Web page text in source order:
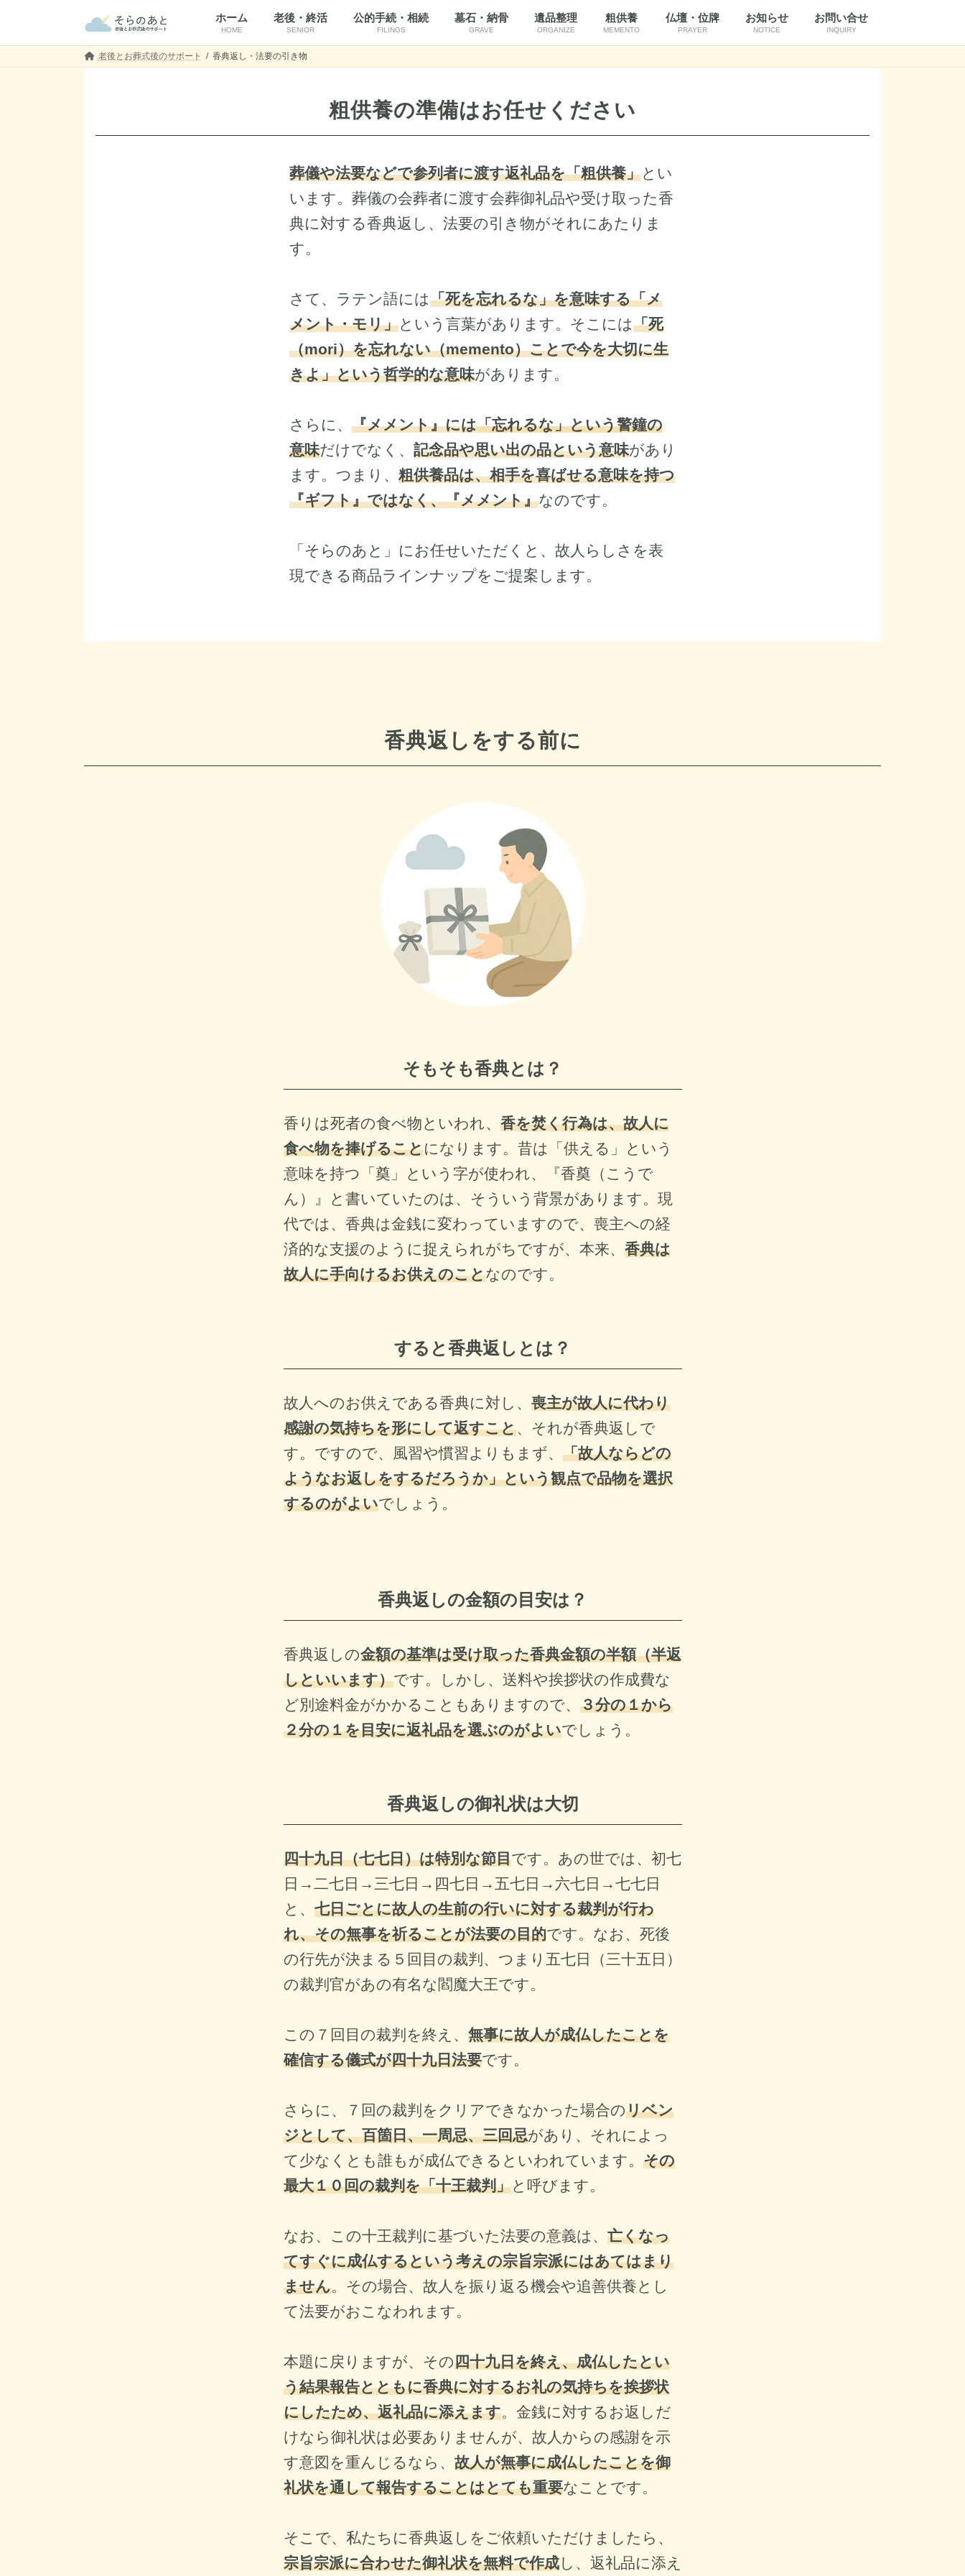
ホーム
HOME
老後・終活
SENIOR
公的手続・相続
FILINGS
墓石・納骨
GRAVE
遺品整理
ORGANIZE
粗供養
MEMENTO
仏壇・位牌
PRAYER
お知らせ
NOTICE
お問い合せ
INQUIRY
老後とお葬式後のサポート 香典返し・法要の引き物
粗供養の準備はお任せください
葬儀や法要などで参列者に渡す返礼品を「粗供養」とい
います。葬儀の会葬者に渡す会葬御礼品や受け取った香
典に対する香典返し、法要の引き物がそれにあたりま
す。
さて、 ラテン語には「死を忘れるな」を意味する「メ
メント・モリ」という言葉があります。そこには「死
（mori）を忘れない（memento）ことで今を大切に生
きよ」という哲学的な意味があります。
さらに、 『メメント』には「忘れるな」という警鐘の
意味だけでなく、 記念品や思い出の品という意味があり
ます。つまり、 粗供養品は、相手を喜ばせる意味を持つ
『ギフト』ではなく、『メメント』なのです。
「そらのあと」にお任せいただくと、故人らしさを表
現できる商品ラインナップをご提案します。
香典返しをする前に
そもそも香典とは？
香りは死者の食べ物といわれ、 香を焚く行為は、故人に
食べ物を捧げることになります。昔は「供える」という
意味を持つ「奠」という字が使われ、『香奠（こうで
ん）』と書いていたのは、そういう背景があります。現
代では、香典は金銭に変わっていますので、喪主への経
済的な支援のように捉えられがちですが、本来、 香典は
故人に手向けるお供えのことなのです。
すると香典返しとは？
故人へのお供えである香典に対し、 喪主が故人に代わり
感謝の気持ちを形にして返すこと、それが香典返しで
す。ですので、風習や慣習よりもまず、 「故人ならどの
ようなお返しをするだろうか」という観点で品物を選択
するのがよいでしょう。
香典返しの金額の目安は？
香典返しの金額の基準は受け取った香典金額の半額（半返
しといいます）です。しかし、送料や挨拶状の作成費な
ど別途料金がかかることもありますので、 ３分の１から
２分の１を目安に返礼品を選ぶのがよいでしょう。
香典返しの御礼状は大切
四十九日（七七日）は特別な節目です。あの世では、初七
日→二七日→三七日→四七日→五七日→六七日→七七日
と、 七日ごとに故人の生前の行いに対する裁判が行わ
れ、その無事を祈ることが法要の目的です。なお、 死後
の行先が決まる５回目の裁判、つまり五七日（三十五日）
の裁判官があの有名な閻魔大王です。
この７回目の裁判を終え、 無事に故人が成仏したことを
確信する儀式が四十九日法要です。
さらに、７回の裁判をクリアできなかった場合のリベン
ジとして、百箇日、一周忌、三回忌があり、それによっ
て少なくとも誰もが成仏できるといわれています。 その
最大１０回の裁判を「十王裁判」と呼びます。
なお、この十王裁判に基づいた法要の意義は、 亡くなっ
てすぐに成仏するという考えの宗旨宗派にはあてはまり
ません。その場合、故人を振り返る機会や追善供養とし
て法要がおこなわれます。
本題に戻りますが、その四十九日を終え、成仏したとい
う結果報告とともに香典に対するお礼の気持ちを挨拶状
にしたため、返礼品に添えます。金銭に対するお返しだ
けなら御礼状は必要ありませんが、故人からの感謝を示
す意図を重んじるなら、 故人が無事に成仏したことを御
礼状を通して報告することはとても重要なことです。
そこで、私たちに香典返しをご依頼いただけましたら、
宗旨宗派に合わせた御礼状を無料で作成し、返礼品に添え